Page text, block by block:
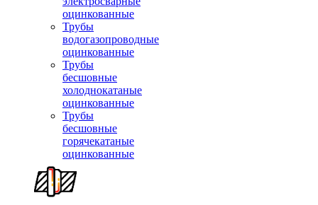
оцинкованные
Трубы
водогазопроводные
оцинкованные
Трубы
бесшовные
холоднокатаные
оцинкованные
Трубы
бесшовные
горячекатаные
оцинкованные